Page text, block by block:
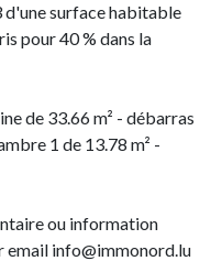
surface habitable
pour 40 % dans la
de 33.66 m² - débarras
1 de 13.78 m² -
ou information
email info@immonord.lu